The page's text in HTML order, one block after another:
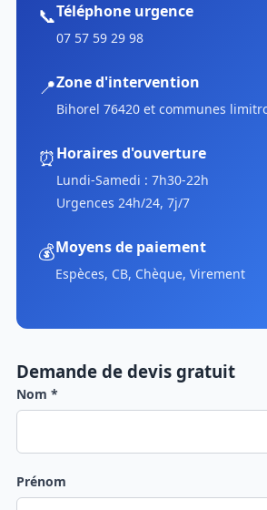
📞Téléphone urgence
07 57 59 29 98
📍Zone d'intervention
Bihorel 76420 et communes
⏰Horaires d'ouverture
Lundi-Samedi : 7h30-22h
Urgences 24h/24, 7j/7
💰Moyens de paiement
Espèces, CB, Chèque, Virement
Demande de devis gratuit
Nom *
Prénom